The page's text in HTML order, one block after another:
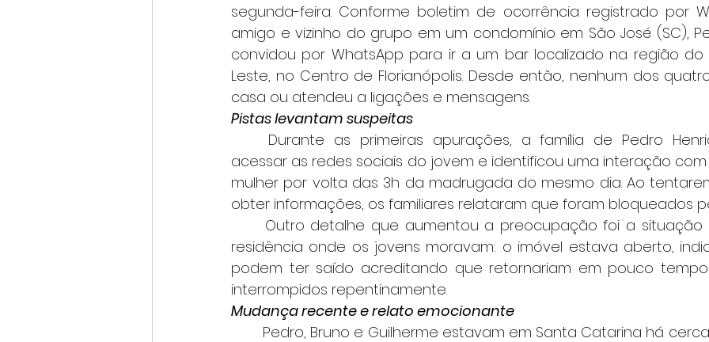
segunda-feira. Conforme boletim de ocorrência registrado por
amigo e vizinho do grupo em um condomínio em São José (SC),
convidou por WhatsApp para ir a um bar localizado na região do
Leste, no Centro de Florianópolis. Desde então, nenhum dos
casa ou atendeu a ligações e mensagens.
Pistas levantam suspeitas
acessar as redes sociais do jovem e identificou uma interação
mulher por volta das 3h da madrugada do mesmo dia. Ao
obter informações, os familiares relataram que foram bloqueados
residência onde os jovens moravam: o imóvel estava aberto,
podem ter saído acreditando que retornariam em pouco
interrompidos repentinamente.
Mudança recente e relato emocionante